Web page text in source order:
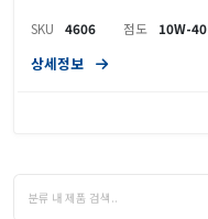
SKU 4606 점도 10W-40
상세정보